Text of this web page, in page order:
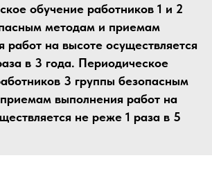
обучение работников 1 и 2
методам и приемам
работ на высоте осуществляется
в 3 года. Периодическое
3 группы безопасным
выполнения работ на
не реже 1 раза в 5